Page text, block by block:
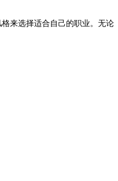
来选择适合自己的职业。无论